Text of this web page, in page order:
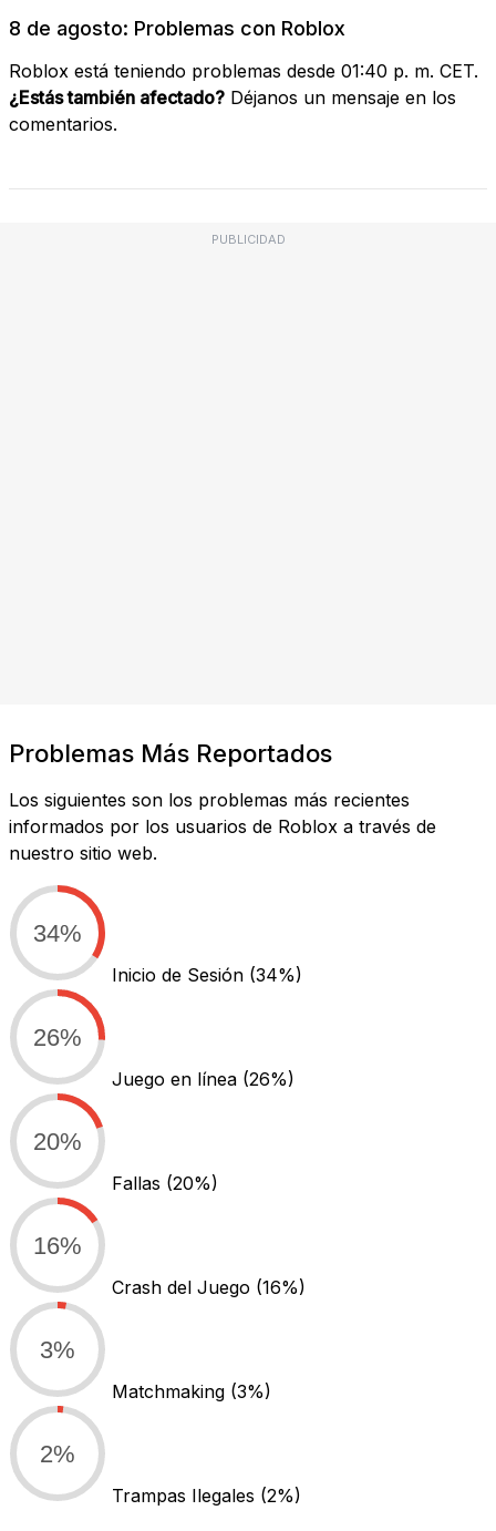
8 de agosto: Problemas con Roblox
Roblox está teniendo problemas desde 01:40 p. m. CET.
¿Estás también afectado? Déjanos un mensaje en los
comentarios.
PUBLICIDAD
Problemas Más Reportados
Los siguientes son los problemas más recientes
informados por los usuarios de Roblox a través de
nuestro sitio web.
34%
Inicio de Sesión (34%)
26%
Juego en línea (26%)
20%
Fallas (20%)
16%
Crash del Juego (16%)
3%
Matchmaking (3%)
2%
Trampas Ilegales (2%)